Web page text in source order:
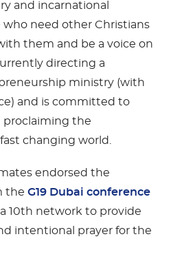
and incarnational
need other Christians
them and be a voice on
directing a
ministry (with
and is committed to
proclaiming the
changing world.
endorsed the
the G19 Dubai conference
10th network to provide
intentional prayer for the